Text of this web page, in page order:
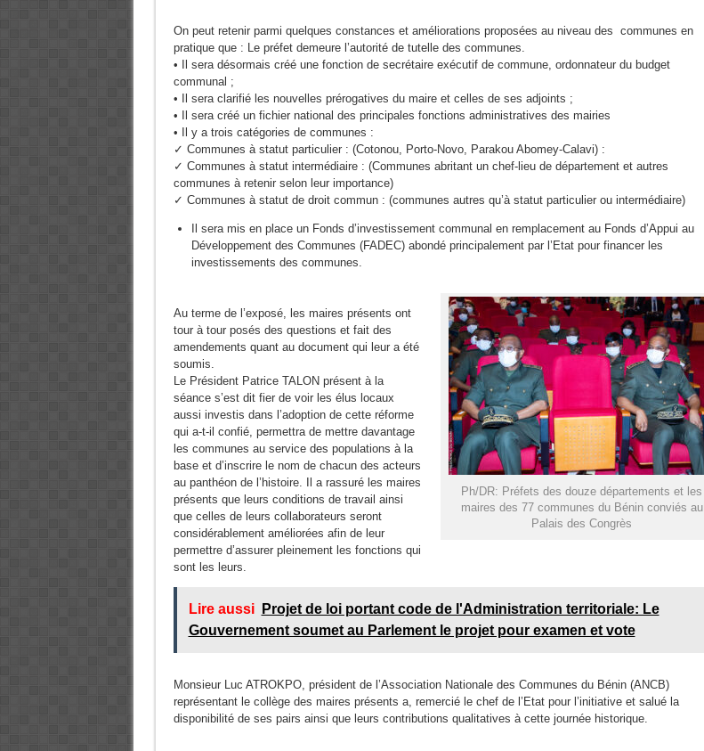
On peut retenir parmi quelques constances et améliorations proposées au niveau des communes en
pratique que : Le préfet demeure l’autorité de tutelle des communes.
• Il sera désormais créé une fonction de secrétaire exécutif de commune, ordonnateur du budget
communal ;
• Il sera clarifié les nouvelles prérogatives du maire et celles de ses adjoints ;
• Il sera créé un fichier national des principales fonctions administratives des mairies
• Il y a trois catégories de communes :
✓ Communes à statut particulier : (Cotonou, Porto-Novo, Parakou Abomey-Calavi) :
✓ Communes à statut intermédiaire : (Communes abritant un chef-lieu de département et autres
communes à retenir selon leur importance)
✓ Communes à statut de droit commun : (communes autres qu’à statut particulier ou intermédiaire)
Il sera mis en place un Fonds d’investissement communal en remplacement au Fonds d’Appui au
Développement des Communes (FADEC) abondé principalement par l’Etat pour financer les
investissements des communes.
Ph/DR: Préfets des douze départements et les
maires des 77 communes du Bénin conviés au
Palais des Congrès
Au terme de l’exposé, les maires présents ont
tour à tour posés des questions et fait des
amendements quant au document qui leur a été
soumis.
Le Président Patrice TALON présent à la
séance s’est dit fier de voir les élus locaux
aussi investis dans l’adoption de cette réforme
qui a-t-il confié, permettra de mettre davantage
les communes au service des populations à la
base et d’inscrire le nom de chacun des acteurs
au panthéon de l’histoire. Il a rassuré les maires
présents que leurs conditions de travail ainsi
que celles de leurs collaborateurs seront
considérablement améliorées afin de leur
permettre d’assurer pleinement les fonctions qui
sont les leurs.
Lire aussi
Projet de loi portant code de l'Administration territoriale: Le
Gouvernement soumet au Parlement le projet pour examen et vote
Monsieur Luc ATROKPO, président de l’Association Nationale des Communes du Bénin (ANCB)
représentant le collège des maires présents a, remercié le chef de l’Etat pour l’initiative et salué la
disponibilité de ses pairs ainsi que leurs contributions qualitatives à cette journée historique.